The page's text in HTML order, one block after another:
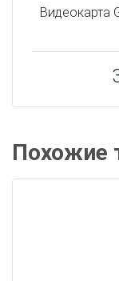
Видеокарта
Похожие